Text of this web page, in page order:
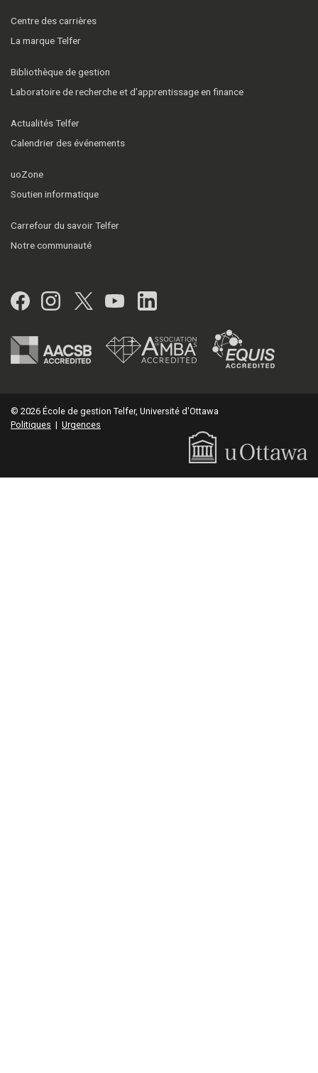
Centre des carrières
La marque Telfer
Bibliothèque de gestion
Laboratoire de recherche et d’apprentissage en finance
Actualités Telfer
Calendrier des événements
uoZone
Soutien informatique
Carrefour du savoir Telfer
Notre communauté
Facebook
Instagram
Twitter
YouTubeLinkedIn
© 2026 École de gestion Telfer, Université d'Ottawa
Politiques | Urgences